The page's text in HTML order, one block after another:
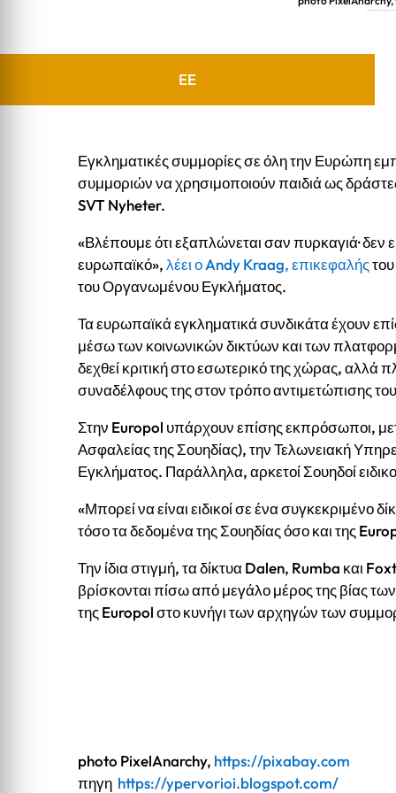
EE
Εγκληματικές συμμορίες σε όλη την Ευρώπη
συμμοριών να χρησιμοποιούν παιδιά ως
SVT Nyheter.
«Βλέπουμε ότι εξαπλώνεται σαν πυρκαγιά·
ευρωπαϊκό»,λέει ο Andy Kraag, επικεφαλής
του Οργανωμένου Εγκλήματος.
Τα ευρωπαϊκά εγκληματικά συνδικάτα έχουν
μέσω των κοινωνικών δικτύων και των
δεχθεί κριτική στο εσωτερικό της χώρας, αλλά
συναδέλφους της στον τρόπο αντιμετώπισης
Στην Europol υπάρχουν επίσης εκπρόσωποι,
Ασφαλείας της Σουηδίας), την Τελωνειακή
Εγκλήματος. Παράλληλα, αρκετοί Σουηδοί
«Μπορεί να είναι ειδικοί σε ένα συγκεκριμένο
τόσο τα δεδομένα της Σουηδίας όσο και της
Την ίδια στιγμή, τα δίκτυα Dalen, Rumba και
βρίσκονται πίσω από μεγάλο μέρος της βίας
της Europol στο κυνήγι των αρχηγών των
photo PixelAnarchy, https://pixabay.com
πηγη https://ypervorioi.blogspot.com/